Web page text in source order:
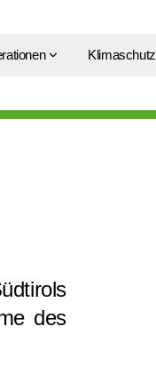
Klimaschutz
des